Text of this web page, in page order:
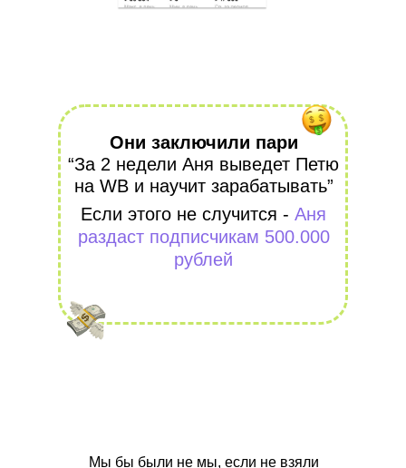
Если этого не случится - Аня
раздаст подписчикам 500.000
рублей
Они заключили пари
“За 2 недели Аня выведет Петю
на WB и научит зарабатывать”
Мы бы были не мы, если не взяли